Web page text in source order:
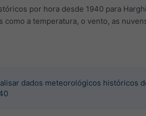
por hora desde 1940 para
como a temperatura, o vento, as
dados meteorológicos históricos